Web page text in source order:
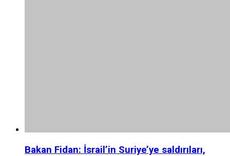
Bakan Fidan: İsrail’in Suriye’ye saldırıları,